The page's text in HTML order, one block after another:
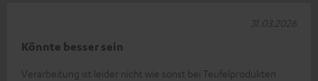
Könnte besser sein
Verarbeitung ist leider nicht wie sonst bei Teufelprodukten
31.03.2026